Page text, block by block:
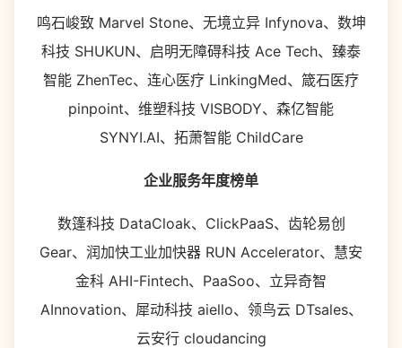
鸣石峻致 Marvel Stone、无境立异 Infynova、数坤
科技 SHUKUN、启明无障碍科技 Ace Tech、臻泰
智能 ZhenTec、连心医疗 LinkingMed、箴石医疗
pinpoint、维塑科技 VISBODY、森亿智能
SYNYI.AI、拓萧智能 ChildCare
企业服务年度榜单
数篷科技 DataCloak、ClickPaaS、齿轮易创
Gear、润加快工业加快器 RUN Accelerator、慧安
金科 AHI-Fintech、PaaSoo、立异奇智
AInnovation、犀动科技 aiello、领鸟云 DTsales、
云安行 cloudancing